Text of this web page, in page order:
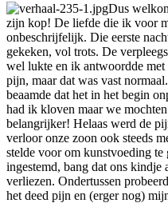
Dus
zijn kop! De liefde die ik voor
onbeschrijfelijk. Die eerste
gekeken, vol trots. De
wel lukte en ik antwoordde met
pijn, maar dat was vast
beaamde dat het in het begin
had ik kloven maar we
belangrijker! Helaas werd de
verloor onze zoon ook steeds
stelde voor om kunstvoeding te
ingestemd, bang dat ons kindje
verliezen. Ondertussen
het deed pijn en (erger nog)